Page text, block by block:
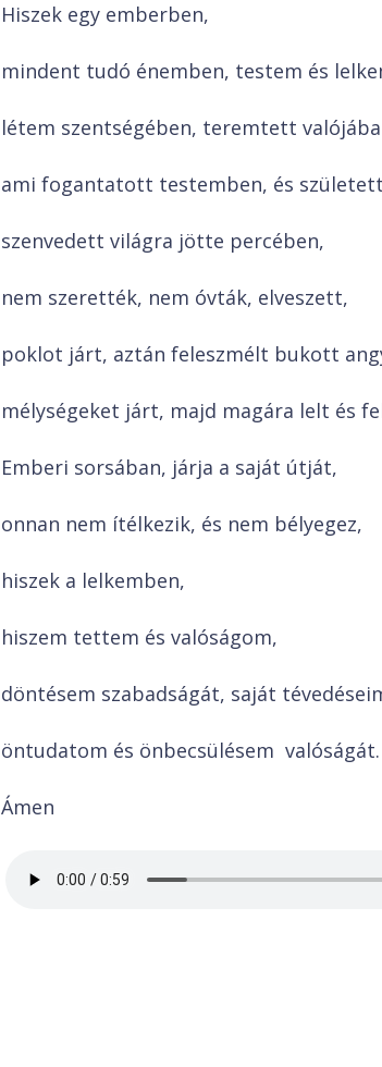
Hiszek egy emberben,
mindent tudó énemben, testem és
létem szentségében, teremtett
ami fogantatott testemben, és
szenvedett világra jötte percében,
nem szerették, nem óvták, elveszett,
poklot járt, aztán feleszmélt bukott
mélységeket járt, majd magára lelt és
Emberi sorsában, járja a saját útját,
onnan nem ítélkezik, és nem bélyegez,
hiszek a lelkemben,
hiszem tettem és valóságom,
döntésem szabadságát, saját
öntudatom és önbecsülésem valóságát.
Ámen